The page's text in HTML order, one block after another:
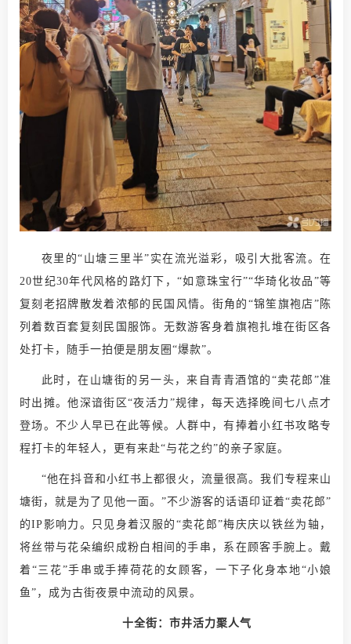
夜里的“山塘三里半”实在流光溢彩，吸引大批客流。在
20世纪30年代风格的路灯下，“如意珠宝行”“华琦化妆品”等
复刻老招牌散发着浓郁的民国风情。街角的“锦笙旗袍店”陈
列着数百套复刻民国服饰。无数游客身着旗袍扎堆在街区各
处打卡，随手一拍便是朋友圈“爆款”。
此时，在山塘街的另一头，来自青青酒馆的“卖花郎”准
时出摊。他深谙街区“夜活力”规律，每天选择晚间七八点才
登场。不少人早已在此等候。人群中，有捧着小红书攻略专
程打卡的年轻人，更有来赴“与花之约”的亲子家庭。
“他在抖音和小红书上都很火，流量很高。我们专程来山
塘街，就是为了见他一面。”不少游客的话语印证着“卖花郎”
的IP影响力。只见身着汉服的“卖花郎”梅庆庆以铁丝为轴，
将丝带与花朵编织成粉白相间的手串，系在顾客手腕上。戴
着“三花”手串或手捧荷花的女顾客，一下子化身本地“小娘
鱼”，成为古街夜景中流动的风景。
十全街：市井活力聚人气